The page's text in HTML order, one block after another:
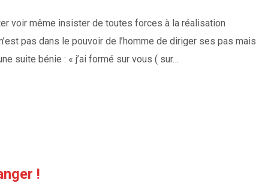
voir même insister de toutes forces à la réalisation
pas dans le pouvoir de l’homme de diriger ses pas mais
suite bénie : « j’ai formé sur vous ( sur…
!